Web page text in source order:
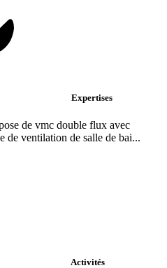
Expertises
de vmc double flux avec
de ventilation de salle de bai...
Activités